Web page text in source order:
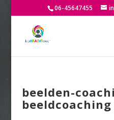
06-45647455
beelden-
beeldcoaching